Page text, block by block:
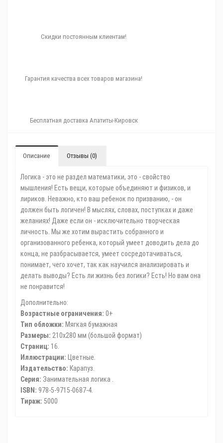
Скидки постоянным клиентам!
Гарантия качества всех товаров магазина!
Бесплатная доставка Апатиты-Кировск
Описание Отзывы (0)
Логика - это не раздел математики, это - свойство
мышления! Есть вещи, которые объединяют и физиков, и
лириков. Неважно, кто ваш ребенок по призванию, - он
должен быть логичен! В мыслях, словах, поступках и даже
желаниях! Даже если он - исключительно творческая
личность. Мы же хотим вырастить собранного и
организованного ребенка, который умеет доводить дела до
конца, не разбрасывается, умеет сосредотачиваться,
понимает, чего хочет, так как научился анализировать и
делать выводы? Есть ли жизнь без логики? Есть! Но вам она
не понравится!
Дополнительно:
Возрастные ограничения: 0+
Тип обложки: Мягкая бумажная
Размеры: 210x280 мм (большой формат)
Страниц: 16.
Иллюстрации:
Цветные.
Издательство: Карапуз.
Серия: Занимательная логика .
ISBN: 978-5-9715-0687-4.
Тираж: 5000